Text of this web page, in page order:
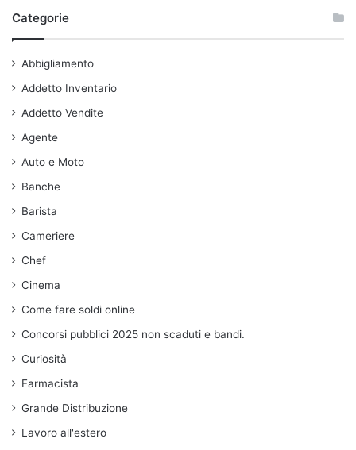
Categorie
Abbigliamento
Addetto Inventario
Addetto Vendite
Agente
Auto e Moto
Banche
Barista
Cameriere
Chef
Cinema
Come fare soldi online
Concorsi pubblici 2025 non scaduti e bandi.
Curiosità
Farmacista
Grande Distribuzione
Lavoro all'estero